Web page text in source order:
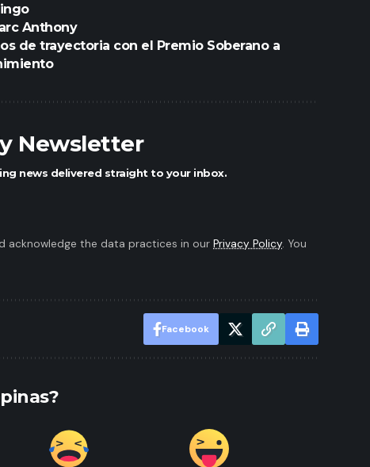
Anthony
de trayectoria con el Premio Soberano a
Newsletter
news delivered straight to your inbox.
acknowledge the data practices in our Privacy Policy. You
Facebook